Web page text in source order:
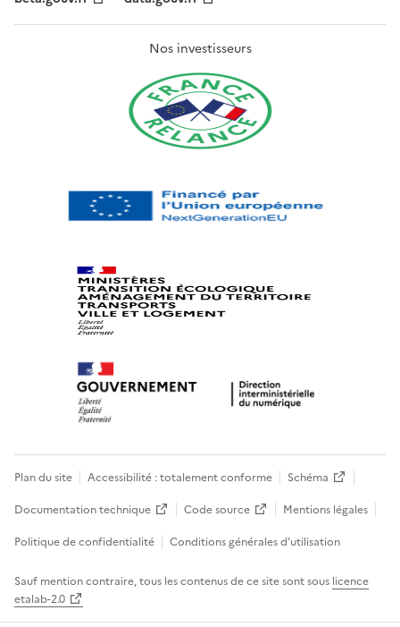
Nos investisseurs
Plan du site Accessibilité : totalement conforme
Schéma
Documentation technique
Code source
Mentions légales
Politique de confidentialité
Conditions générales d’utilisation
Sauf mention contraire, tous les contenus de ce site sont sous licence
etalab-2.0